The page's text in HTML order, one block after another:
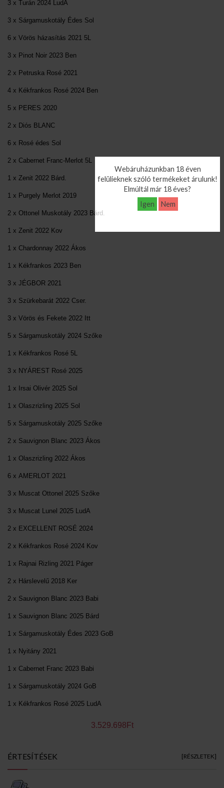
Webáruházunkban 18 éven
felülieknek szóló termékeket árulunk!
Elmúltál már 18 éves?
Igen
Nem
3 x Turán 2024 LudA
3 x Sárgamuskotály Édes Sol
6 x Vörös házasítás 2021 5L
3 x Pinot Noir 2023 Ben
2 x Petruska Rosé 2021
4 x Kékfrankos Rosé 2024 Ben
5 x PERES 2020
2 x Diós BLANC
6 x Rosé édes Sol
2 x Cabernet Franc-Merlot 5L
1 x Zenit 2022 Bárd.
1 x Purgely Merlot 2019
2 x Ottonel Muskotály 2023 Bárd.
1 x Zenit 2022 Kov
1 x Chardonnay 2022 Ákos
1 x Kékfrankos 2023 Ben
3 x JÉGBOR 2021
3 x Szürkebarát 2022 Cser.
3 x Vörös és Fekete 2022 Itt
5 x Sárgamuskotály 2024 Szőke
1 x Kékfrankos Rosé 5L
3 x NYÁREST Rosé 2025
1 x Irsai Olivér 2025 Sol
1 x Olaszrizling 2025 Sol
5 x Sárgamuskotály 2025 Szőke
2 x Sauvignon Blanc 2023 Ákos
1 x Olaszrizling 2022 Ákos
6 x AMERLOT 2021
3 x Muscat Ottonel 2025 Szőke
3 x Muscat Lunel 2025 LudA
2 x EXCELLENT ROSÉ 2024
2 x Kékfrankos Rosé 2024 Kov
1 x Rajnai Rizling 2021 Páger
2 x Hárslevelű 2018 Ker
2 x Sauvignon Blanc 2023 Babi
1 x Sauvignon Blanc 2025 Bárd
1 x Sárgamuskotály Édes 2023 GoB
1 x Nyitány 2021
1 x Cabernet Franc 2023 Babi
1 x Sárgamuskotály 2024 GoB
1 x Kékfrankos Rosé 2025 LudA
3.529.698Ft
ÉRTESÍTÉSEK [RÉSZLETEK]